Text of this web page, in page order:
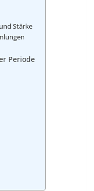
Stärke
Periode